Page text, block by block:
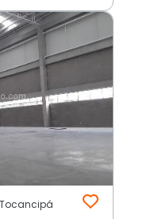
Tocancipá